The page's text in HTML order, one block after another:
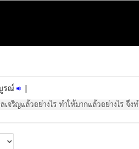
รณ์ |
ริญแล้วอย่างไร ทำให้มากแล้วอย่างไร จึง